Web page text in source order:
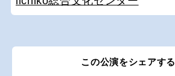
この公演をシェアする